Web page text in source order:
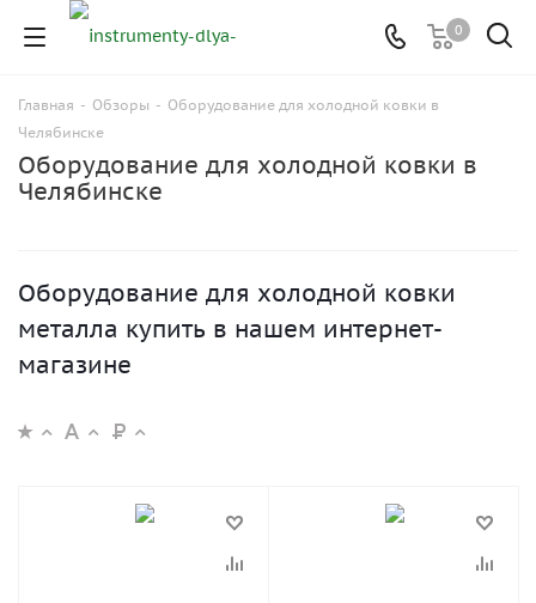
0
Главная - Обзоры - Оборудование для холодной ковки в
Челябинске
Оборудование для холодной ковки в
Челябинске
Оборудование для холодной ковки
металла купить в нашем интернет-
магазине